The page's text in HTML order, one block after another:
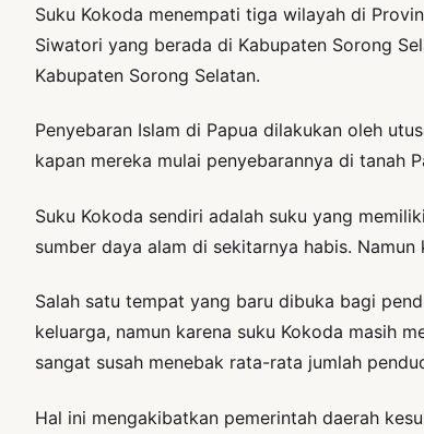
Suku Kokoda menempati tiga wilayah di
Siwatori yang berada di Kabupaten Sorong
Kabupaten Sorong Selatan.
Penyebaran Islam di Papua dilakukan oleh
kapan mereka mulai penyebarannya di tanah
Suku Kokoda sendiri adalah suku yang
sumber daya alam di sekitarnya habis.
Salah satu tempat yang baru dibuka bagi
keluarga, namun karena suku Kokoda masih
sangat susah menebak rata-rata jumlah
Hal ini mengakibatkan pemerintah daerah